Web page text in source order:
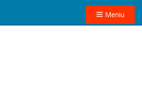
Meniu